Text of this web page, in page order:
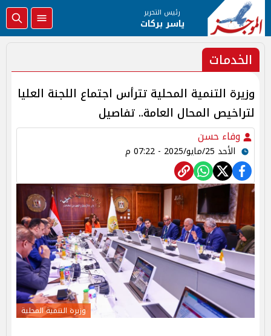
رئيس التحرير
ياسر بركات
الخدمات
وزيرة التنمية المحلية تترأس اجتماع اللجنة العليا
لتراخيص المحال العامة.. تفاصيل
وفاء حسن
الأحد 25/مايو/2025 - 07:22 م
وزيرة التنمية المحلية